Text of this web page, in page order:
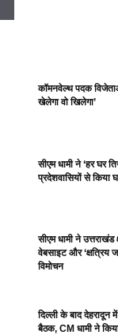
कॉमनवेल्थ पदक
खेलेगा वो खिलेगा’
सीएम धामी ने ‘हर घर
प्रदेशवासियों से किया
सीएम धामी ने
वेबसाइट और ‘क्षत्रिय
विमोचन
दिल्ली के बाद देहरादून
बैठक, CM धामी ने